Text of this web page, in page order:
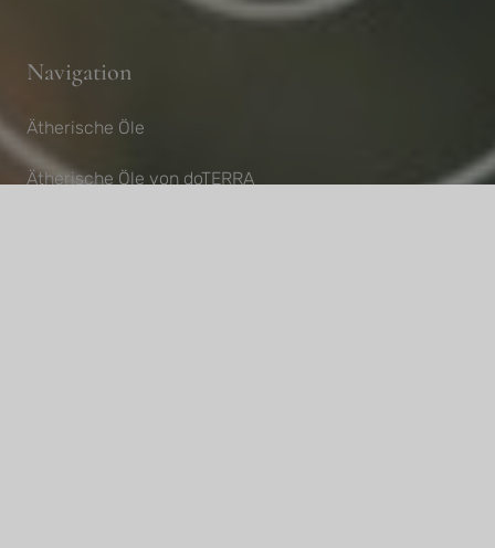
Navigation
Ätherische Öle
Ätherische Öle von doTERRA